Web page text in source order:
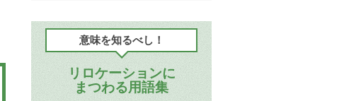
意味を知るべし！
リロケーションに
まつわる用語集